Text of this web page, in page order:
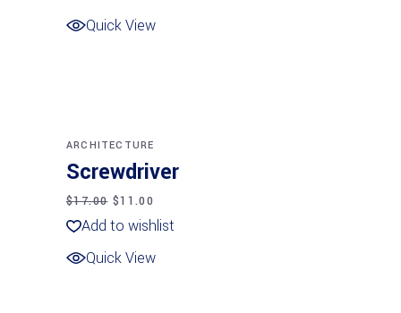
Quick View
SALE
ARCHITECTURE
Screwdriver
$17.00 $11.00
Add to wishlist
Quick View